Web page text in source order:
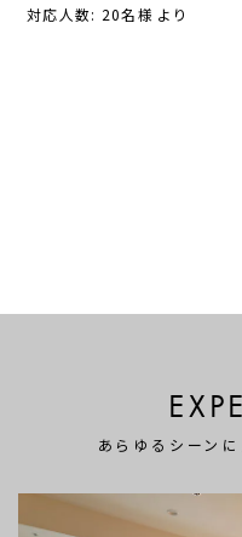
対応人数: 20名様 より
あらゆるシーン